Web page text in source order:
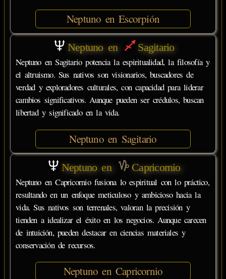
Neptuno en Escorpión
Neptuno en Sagitario
Neptuno en Sagitario potencia la espiritualidad, la filosofía y
el altruismo. Sus nativos son visionarios, buscadores de
verdad y exploradores culturales, con capacidad para liderar
cambios significativos. Aunque pueden ser crédulos, buscan
libertad y significado en la vida.
Neptuno en Sagitario
Neptuno en Capricornio
Neptuno en Capricornio fusiona lo espiritual con lo práctico,
resultando en un enfoque meticuloso y ambicioso hacia la
vida. Sus nativos son terrenales, valoran la precisión y
tienden a idealizar el éxito en los negocios. Aunque carecen
de intuición, pueden destacar en ciencias materiales y
conservación de recursos.
Neptuno en Capricornio